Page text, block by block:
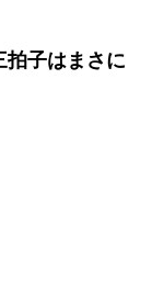
拍子はまさに